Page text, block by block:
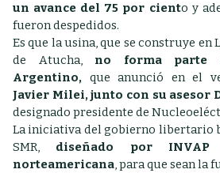
un avance del 75 por ciento y
fueron despedidos.
Es que la usina, que se construye en
de Atucha, no forma parte
Argentino, que anunció en el
Javier Milei, junto con su asesor
designado presidente de
La iniciativa del gobierno libertario
SMR, diseñado por
norteamericana, para que sean la